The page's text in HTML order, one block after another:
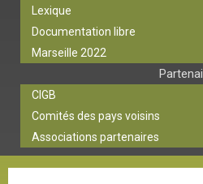
Lexique
Documentation libre
Marseille 2022
CIGB
Comités des pays voisins
Associations partenaires